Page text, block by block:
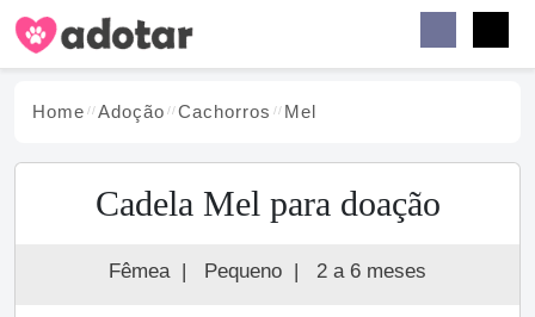
Home Adoção Cachorros Mel
Cadela Mel para doação
Fêmea | Pequeno | 2 a 6 meses